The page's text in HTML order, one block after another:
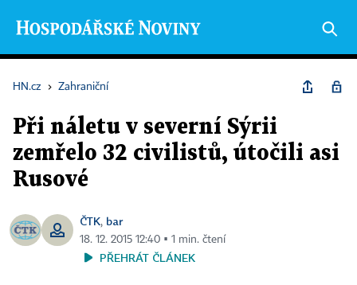
HN.cz › Zahraniční
Při náletu v severní Sýrii
zemřelo 32 civilistů, útočili asi
Rusové
ČTK, bar
18. 12. 2015 12:40 ▪ 1 min. čtení
PŘEHRÁT ČLÁNEK